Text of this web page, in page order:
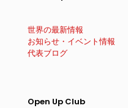
世界の最新情報
お知らせ・イベント情報
代表ブログ
Open Up Club